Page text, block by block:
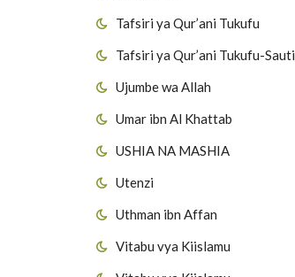
Tafsiri ya Qur’ani Tukufu
Tafsiri ya Qur’ani Tukufu-Sauti
Ujumbe wa Allah
Umar ibn Al Khattab
USHIA NA MASHIA
Utenzi
Uthman ibn Affan
Vitabu vya Kiislamu